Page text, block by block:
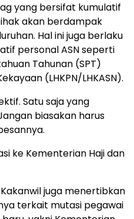
yang bersifat kumulatif
akan berdampak
Hal ini juga berlaku
personal ASN seperti
Tahunan (SPT)
(LHKPN/LHKASN).
Satu saja yang
biasakan harus
ke Kementerian Haji dan
juga menertibkan
terkait mutasi pegawai